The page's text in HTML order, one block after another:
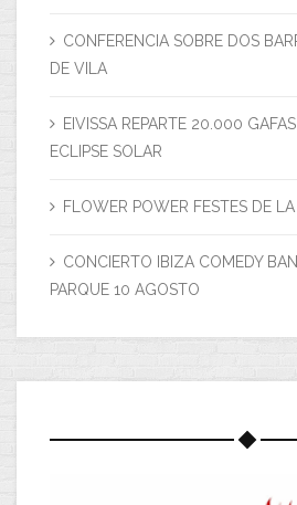
CONFERENCIA SOBRE DOS
DE VILA
EIVISSA REPARTE 20.000 GAFAS
ECLIPSE SOLAR
FLOWER POWER FESTES DE
CONCIERTO IBIZA COMEDY
PARQUE 10 AGOSTO